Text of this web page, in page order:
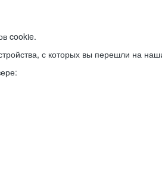
cookie.
с которых вы перешли на